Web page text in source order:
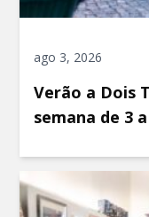
ago 3, 2026
Verão a Dois
semana de 3